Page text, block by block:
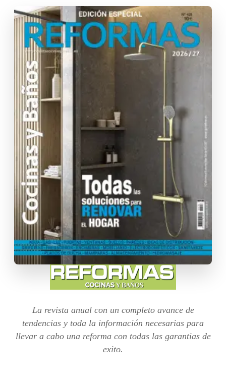
La revista anual con un completo avance de
tendencias y toda la información necesarias para
llevar a cabo una reforma con todas las garantias de
exito.